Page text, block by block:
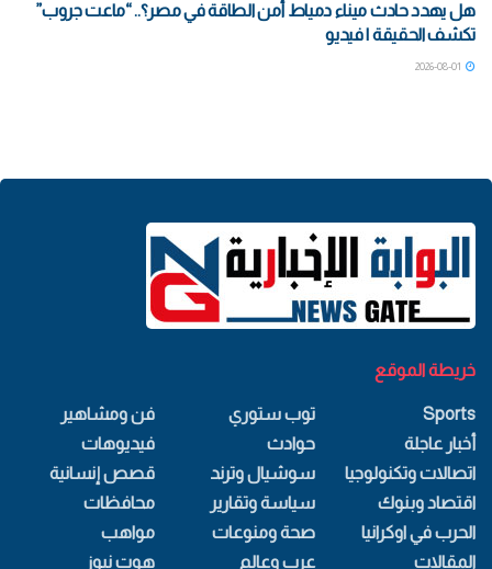
هل يهدد حادث ميناء دمياط أمن الطاقة في مصر؟.. “ماعت جروب”
تكشف الحقيقة | فيديو
خريطة الموقع
Sports
أخبار عاجلة
اتصالات وتكنولوجيا
اقتصاد وبنوك
الحرب في اوكرانيا
المقالات
توب ستوري
حوادث
سوشيال وترند
سياسة وتقارير
صحة ومنوعات
عرب وعالم
فن ومشاهير
فيديوهات
قصص إنسانية
محافظات
مواهب
هوت نيوز